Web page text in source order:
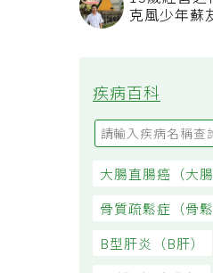
15歲經營
疾病百科